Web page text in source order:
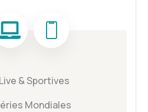
& Sportives
Mondiales